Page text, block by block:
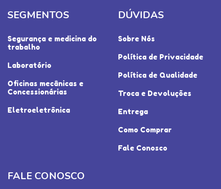
SEGMENTOS
Segurança e medicina do
trabalho
Laboratório
Oficinas mecânicas e
Concessionárias
Eletroeletrônica
DÚVIDAS
Sobre Nós
Política de Privacidade
Política de Qualidade
Troca e Devoluções
Entrega
Como Comprar
Fale Conosco
FALE CONOSCO